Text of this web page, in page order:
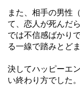
また、相手の男性
て、恋人が死んだ
では不信感ばかり
る一線で踏みとど
決してハッピーエ
い終わり方でした。